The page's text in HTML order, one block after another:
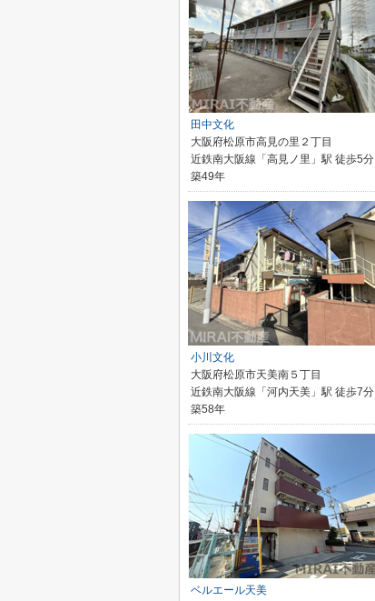
田中文化
大阪府松原市高見の里２丁目
近鉄南大阪線「高見ノ里」駅 徒歩5分
築49年
小川文化
大阪府松原市天美南５丁目
近鉄南大阪線「河内天美」駅 徒歩7分
築58年
ベルエール天美